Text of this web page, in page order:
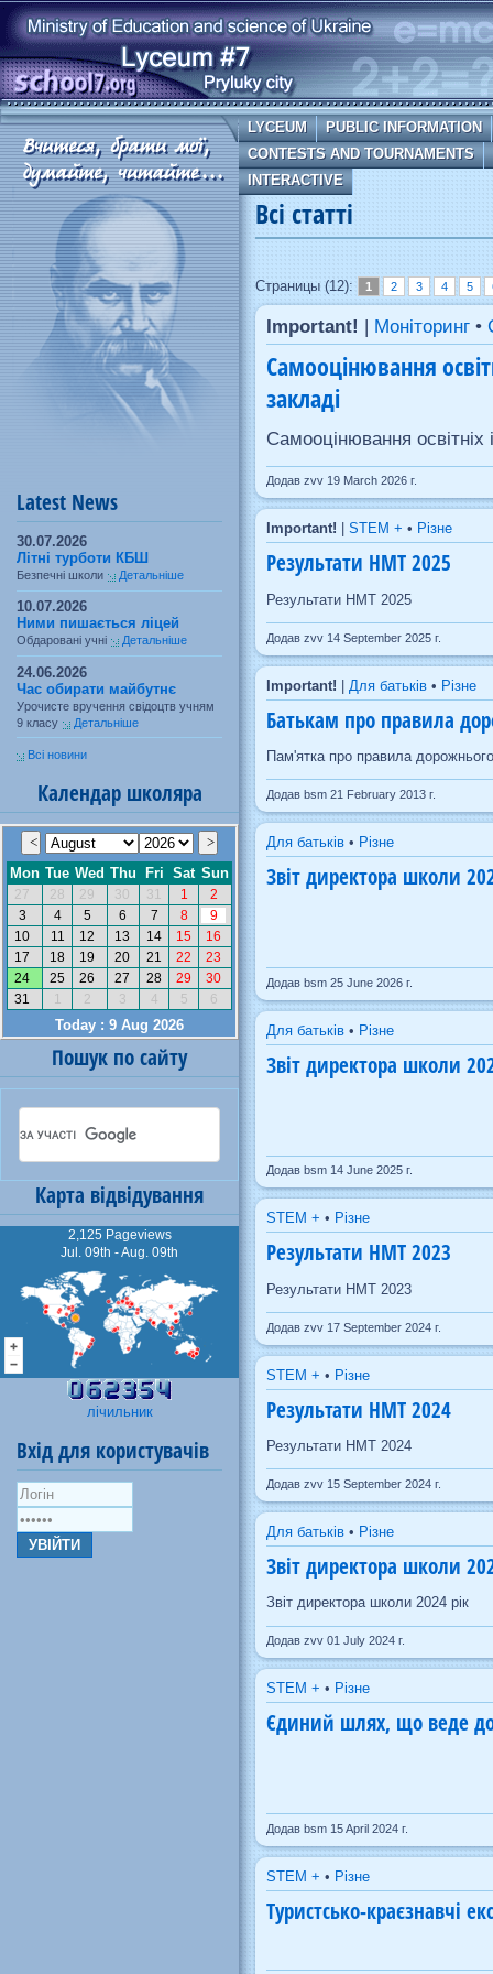
Latest News
30.07.2026
Літні турботи КБШ
Безпечні школи Детальніше
10.07.2026
Ними пишається ліцей
Обдаровані учні Детальніше
24.06.2026
Час обирати майбутнє
Урочисте вручення свідоцтв учням
9 класу
Детальніше
Всі новини
Календар школяра
Пошук по сайту
Карта відвідування
2,125 Pageviews
Jul. 09th - Aug. 09th
лічильник
Вхід для користувачів
LYCEUM
PUBLIC INFORMATION
CONTESTS AND TOURNAMENTS
INTERACTIVE
Всі статті
Страницы (12): 1 2 3 4 5
Important! | Моніторинг •
Самооцінювання
закладі
Самооцінювання освітніх
Додав zvv 19 March 2026 г.
Important! STEM + • Різне
Результати НМТ 2025
Результати НМТ 2025
Додав zvv 14 September 2025 г.
Important! | Для батьків • Різне
Батькам про правила
Пам'ятка про правила
Додав bsm 21 February 2013 г.
Для батьків • Різне
Звіт директора школи
Додав bsm 25 June 2026 г.
Для батьків • Різне
Звіт директора школи
Додав bsm 14 June 2025 г.
STEM + • Різне
Результати НМТ 2023
Результати НМТ 2023
Додав zvv 17 September 2024 г.
STEM + • Різне
Результати НМТ 2024
Результати НМТ 2024
Додав zvv 15 September 2024 г.
Для батьків • Різне
Звіт директора школи
Звіт директора школи 2024 рік
Додав zvv 01 July 2024 г.
STEM + • Різне
Єдиний шлях, що веде до
Додав bsm 15 April 2024 г.
STEM + • Різне
Туристсько-краєзнавчі